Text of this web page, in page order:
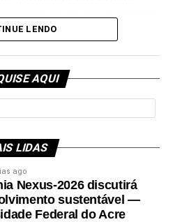
LENDO
AQUI
LIDAS
ago
Nexus-2026 discutirá
sustentável —
Federal do Acre